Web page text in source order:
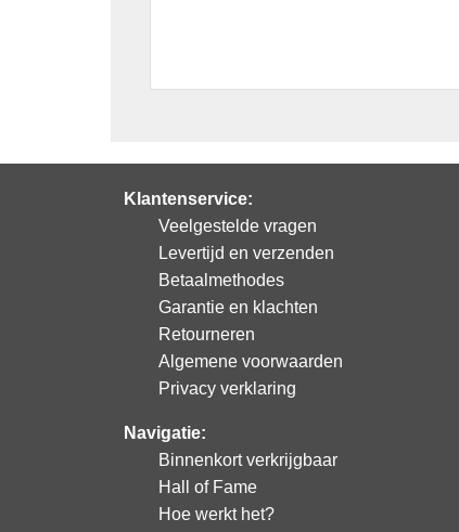
Klantenservice:
Veelgestelde vragen
Levertijd en verzenden
Betaalmethodes
Garantie en klachten
Retourneren
Algemene voorwaarden
Privacy verklaring
Navigatie:
Binnenkort verkrijgbaar
Hall of Fame
Hoe werkt het?